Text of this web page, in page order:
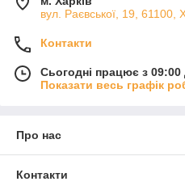
вул. Раєвської, 19, 61100,
Контакти
Сьогодні працює з 09:00
Показати весь графік
Про нас
Контакти